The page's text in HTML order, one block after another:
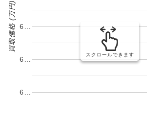
6…
6…
6…
買取価格 (万円)
スクロールできます